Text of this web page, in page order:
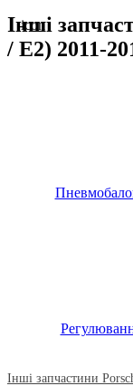
Інші
/ E2) 2011-
Інші запчастини